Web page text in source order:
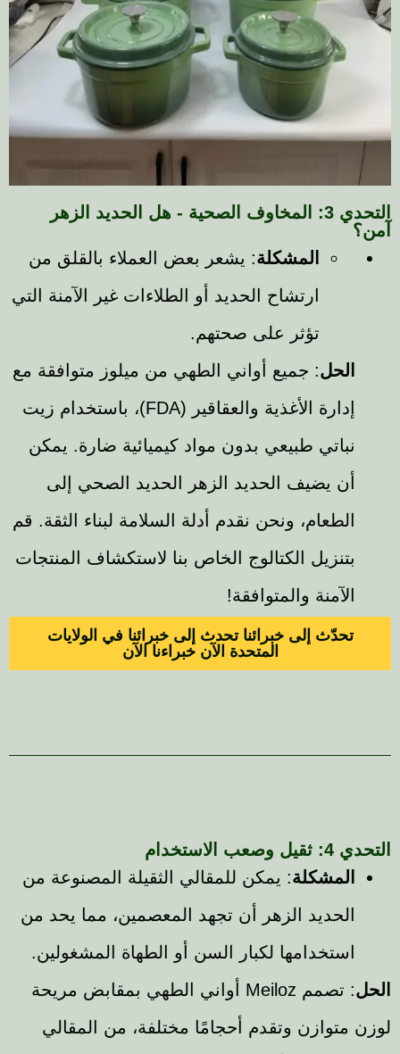
التحدي 3: المخاوف الصحية - هل الحديد الزهر
المشكلة: يشعر بعض العملاء بالقلق من
ارتشاح الحديد أو الطلاءات غير الآمنة التي
تؤثر على صحتهم.
: جميع أواني الطهي من ميلوز متوافقة مع
إدارة الأغذية والعقاقير (FDA)، باستخدام زيت
نباتي طبيعي بدون مواد كيميائية ضارة. يمكن
أن يضيف الحديد الزهر الحديد الصحي إلى
الطعام، ونحن نقدم أدلة السلامة لبناء الثقة. قم
بتنزيل الكتالوج الخاص بنا لاستكشاف المنتجات
الآمنة والمتوافقة!
تحدّث إلى خبرائنا تحدث إلى خبرائنا في الولايات
المتحدة الآن خبراءنا الآن
الاستخدام
المشكلة: يمكن للمقالي الثقيلة المصنوعة من
الحديد الزهر أن تجهد المعصمين، مما يحد من
استخدامها لكبار السن أو الطهاة المشغولين.
: تصمم Meiloz أواني الطهي بمقابض مريحة
متوازن وتقدم أحجامًا مختلفة، من المقالي